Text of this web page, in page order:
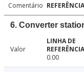
Comentário
6. Converter
Valor
0.00